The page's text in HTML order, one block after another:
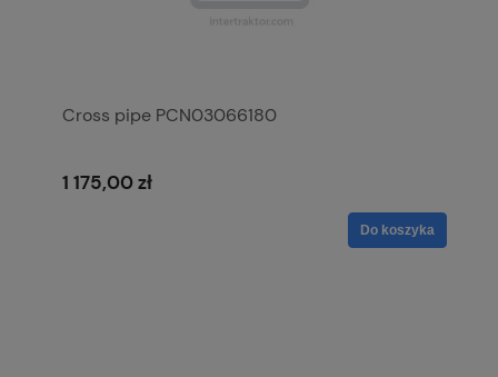
Cross pipe PCN03066180
1 175,00 zł
Do koszyka